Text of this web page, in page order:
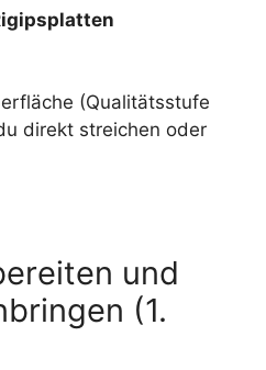
(Qualitätsstufe
direkt streichen oder
und
(1.